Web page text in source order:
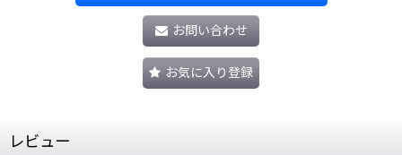
お問い合わせ
お気に入り登録
レビュー